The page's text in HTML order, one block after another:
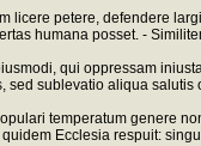
licere petere, defendere
humana posset. -
qui oppressam
sublevatio aliqua
temperatum genere
Ecclesia respuit: